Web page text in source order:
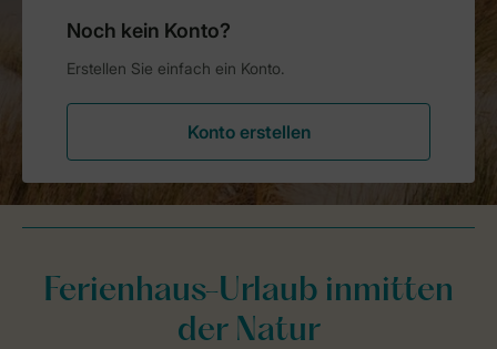
Ferienhaus-Urlaub inmitten
der Natur